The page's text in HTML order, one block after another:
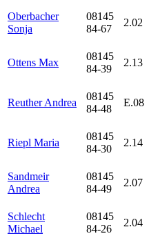
Oberbacher
Sonja
08145
84-67
2.02
Ottens Max
08145
84-39
2.13
Reuther Andrea
08145
84-48
E.08
Riepl Maria
08145
84-30
2.14
Sandmeir
Andrea
08145
84-49
2.07
Schlecht
Michael
08145
84-26
2.04